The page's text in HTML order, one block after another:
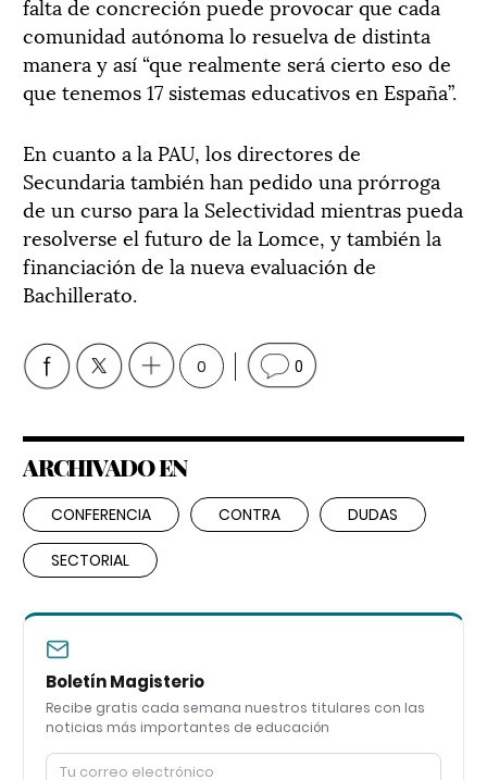
falta de concreción puede provocar que cada
comunidad autónoma lo resuelva de distinta
manera y así “que realmente será cierto eso de
que tenemos 17 sistemas educativos en España”.
En cuanto a la PAU, los directores de
Secundaria también han pedido una prórroga
de un curso para la Selectividad mientras pueda
resolverse el futuro de la Lomce, y también la
financiación de la nueva evaluación de
Bachillerato.
0 0
ARCHIVADO EN
CONFERENCIA CONTRA DUDAS
SECTORIAL
Boletín Magisterio
Recibe gratis cada semana nuestros titulares con las
noticias más importantes de educación